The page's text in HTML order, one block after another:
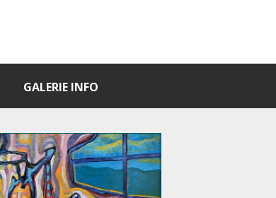
GALERIE INFO